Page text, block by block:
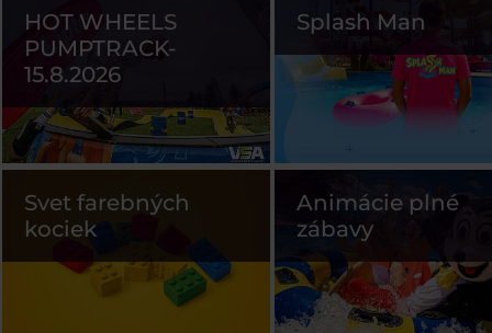
HOT WHEELS
PUMPTRACK-
15.8.2026
Splash Man
Svet farebných
kociek
Animácie plné
zábavy